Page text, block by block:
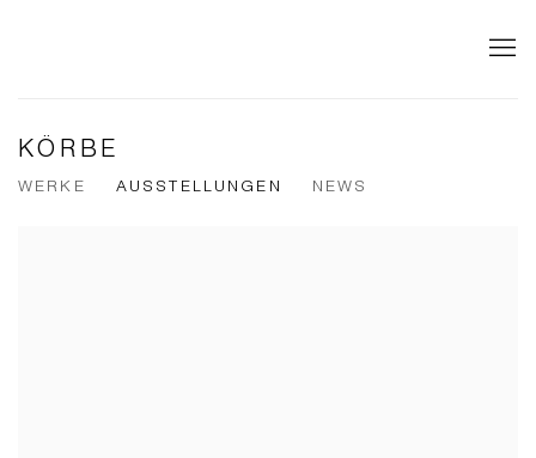
KÖRBE
WERKE AUSSTELLUNGEN NEWS